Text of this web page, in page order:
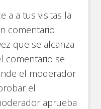
a a tus visitas la
comentario
que se alcanza
comentario se
el moderador
el
aprueba